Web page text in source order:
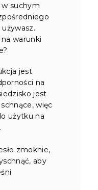
w suchym
warunki
jest
na
jest
więc
użytku na
zmoknie,
aby